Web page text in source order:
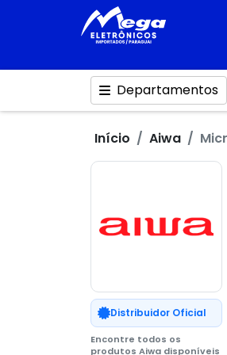
Departamentos
Início Aiwa
Distribuidor Oficial
Encontre todos os
produtos Aiwa disponíveis